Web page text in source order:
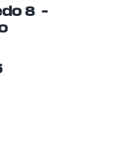
8 –